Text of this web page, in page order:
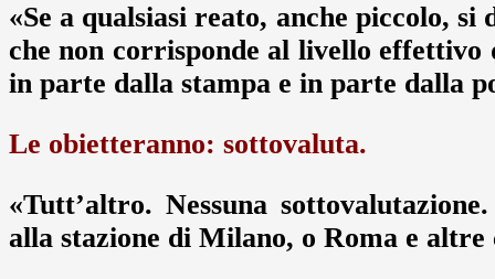
«Se a qualsiasi reato, anche piccolo, si
che non corrisponde al livello
in parte dalla stampa e in parte dalla
Le obietteranno: sottovaluta.
«Tutt’altro. Nessuna
alla stazione di Milano, o Roma e